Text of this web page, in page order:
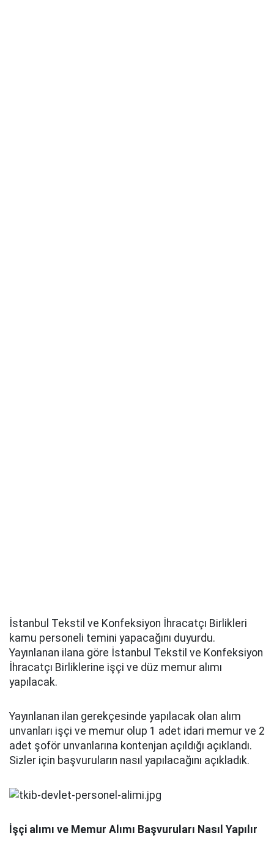
İstanbul Tekstil ve Konfeksiyon İhracatçı Birlikleri
kamu personeli temini yapacağını duyurdu.
Yayınlanan ilana göre İstanbul Tekstil ve Konfeksiyon
İhracatçı Birliklerine işçi ve düz memur alımı
yapılacak.
Yayınlanan ilan gerekçesinde yapılacak olan alım
unvanları işçi ve memur olup 1 adet idari memur ve 2
adet şoför unvanlarına kontenjan açıldığı açıklandı.
Sizler için başvuruların nasıl yapılacağını açıkladık.
İşçi alımı ve Memur Alımı Başvuruları Nasıl Yapılır